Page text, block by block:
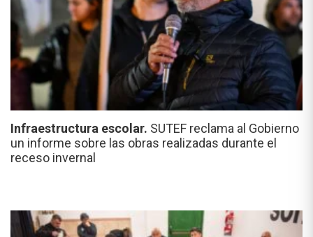
Infraestructura escolar. SUTEF reclama al Gobierno
un informe sobre las obras realizadas durante el
receso invernal